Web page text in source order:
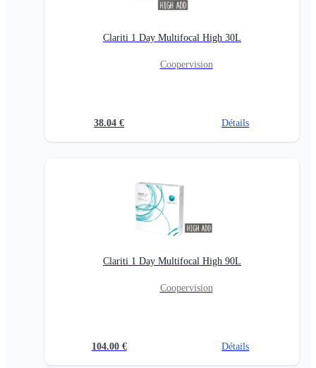
Clariti 1 Day Multifocal High 30L
Coopervision
38.04 € Détails
Clariti 1 Day Multifocal High 90L
Coopervision
104.00 € Détails